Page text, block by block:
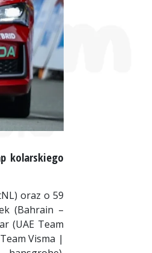
kolarskiego
oraz o 59
(Bahrain –
(UAE Team
Visma |